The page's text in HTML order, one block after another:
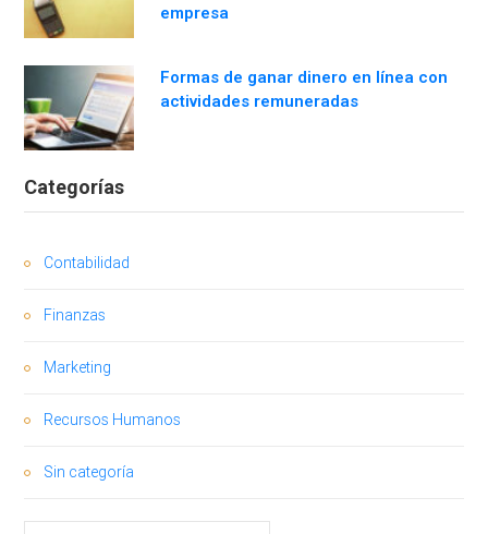
empresa
Formas de ganar dinero en línea con
actividades remuneradas
Categorías
Contabilidad
Finanzas
Marketing
Recursos Humanos
Sin categoría